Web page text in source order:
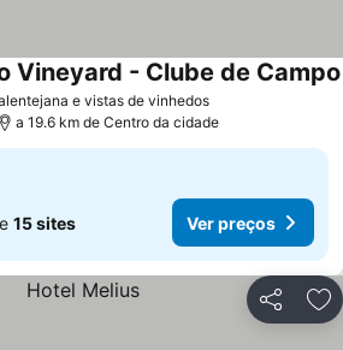
e vistas de vinhedos
Vineyard - Clube de Campo
a 19.6 km de Centro da cidade
15 sites Ver preços
Partilhar